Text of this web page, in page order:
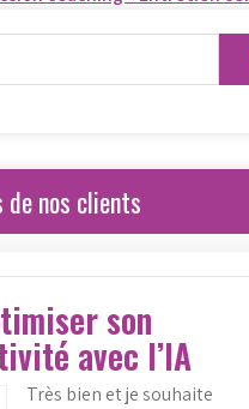
de nos clients
son
avec l’IA
Très bien et je souhaite